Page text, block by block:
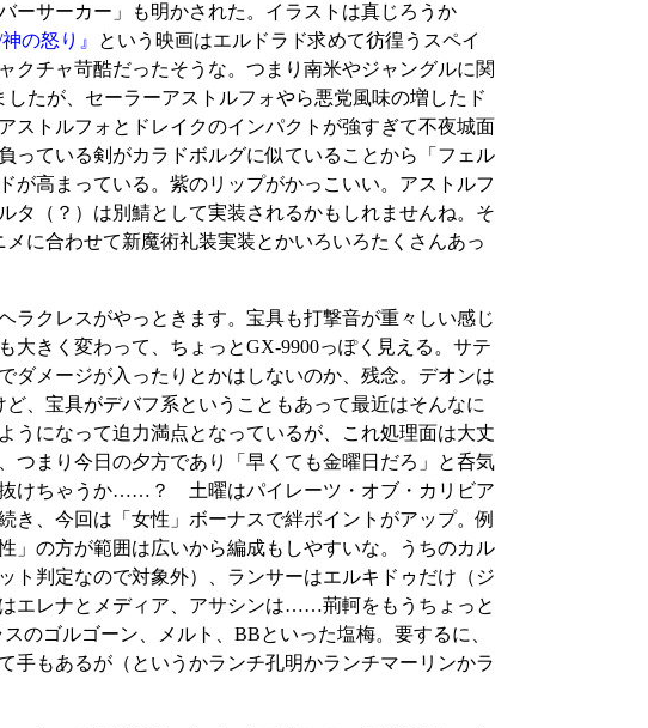
サーカー」も明かされた。イラストは真じろうか
の怒り』
という映画はエルドラド求めて彷徨うスペイ
クチャ苛酷だったそうな。つまり南米やジャングルに関
が、セーラーアストルフォやら悪党風味の増したド
ストルフォとドレイクのインパクトが強すぎて不夜城面
ている剣がカラドボルグに似ていることから「フェル
が高まっている。紫のリップがかっこいい。アストルフ
タ（？）は別鯖として実装されるかもしれませんね。そ
に合わせて新魔術礼装実装とかいろいろたくさんあっ
クレスがやっときます。宝具も打撃音が重々しい感じ
きく変わって、ちょっとGX-9900っぽく見える。サテ
ダメージが入ったりとかはしないのか、残念。デオンは
、宝具がデバフ系ということもあって最近はそんなに
になって迫力満点となっているが、これ処理面は大丈
まり今日の夕方であり「早くても金曜日だろ」と呑気
抜けちゃうか……？ 土曜はパイレーツ・オブ・カリビア
き、今回は「女性」ボーナスで絆ポイントがアップ。例
」の方が範囲は広いから編成もしやすいな。うちのカル
ト判定なので対象外）、ランサーはエルキドゥだけ（ジ
エレナとメディア、アサシンは……荊軻をもうちょっと
のゴルゴーン、メルト、BBといった塩梅。要するに、
手もあるが（というかランチ孔明かランチマーリンかラ